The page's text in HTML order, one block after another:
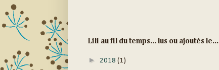
Lili au fil du temps... lus ou ajoutés le...
► 2018 (1)